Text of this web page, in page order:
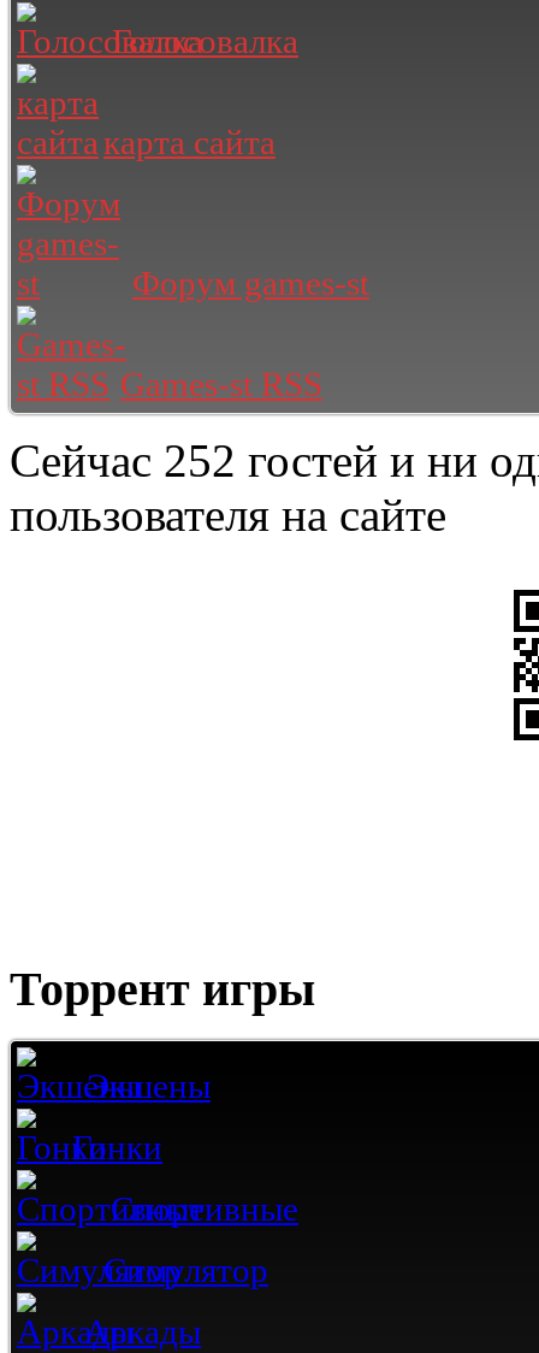
Голосовалка
карта сайта
Форум games-st
Games-st RSS
Сейчас 252 гостей и ни
пользователя на сайте
Торрент игры
Экшены
Гонки
Спортивные
Симулятор
Аркады